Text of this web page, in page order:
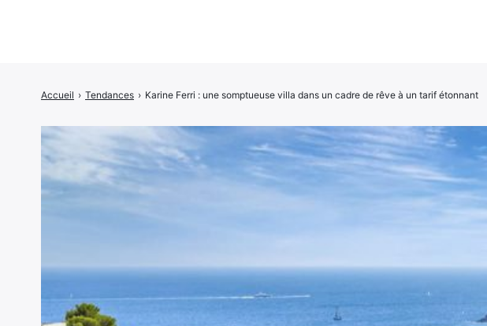
Accueil › Tendances › Karine Ferri : une somptueuse villa dans un cadre de rêve à un tarif étonnant